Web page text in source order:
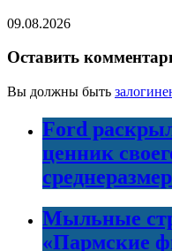
09.08.2026
Оставить
Вы должны быть
Ford
ценник
Мыльные
«Пармские